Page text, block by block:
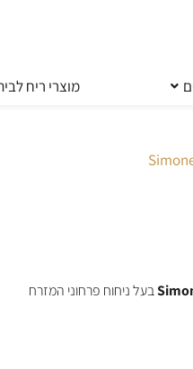
מוצרי ריח
בעל ניחוח פרחוני המזרח